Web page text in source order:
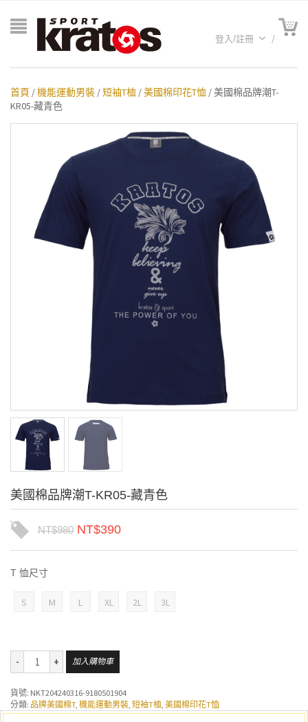
登入/註冊
首頁 /機能運動男裝 /短袖T桖 /美國棉印花T恤 / 美國棉品牌潮T-
KR05-藏青色
美國棉品牌潮T-KR05-藏青色
NT$980 NT$390
T 恤尺寸
S M L XL 2L 3L
加入購物車
貨號: NKT204240316-9180501904
分類: 品牌美國棉T, 機能運動男裝, 短袖T桖, 美國棉印花T恤